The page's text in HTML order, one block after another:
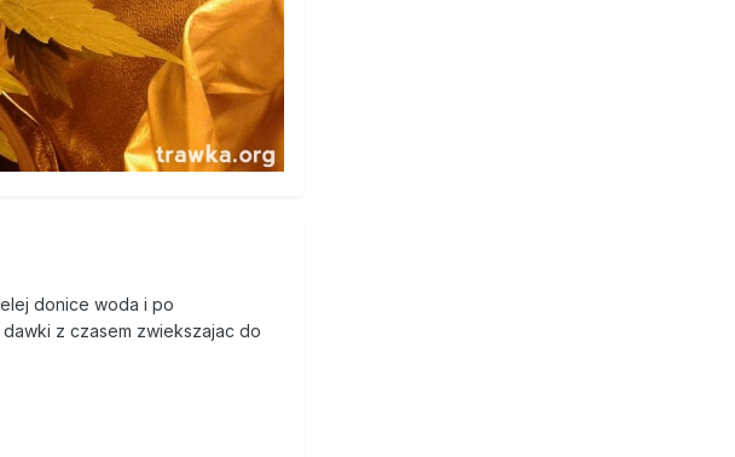
donice woda i po
z czasem zwiekszajac do